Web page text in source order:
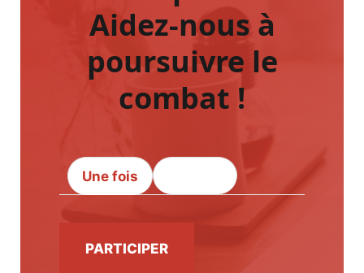
Aidez-nous à
poursuivre le
combat !
Une fois
PARTICIPER